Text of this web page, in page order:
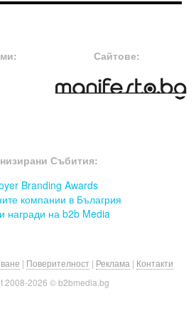
Сайтове:
Събития:
Branding Awards
компании в Бълагрия
награди на b2b Media
| Поверителност | Реклама | Контакти
2008-2026 © b2bmedia.bg